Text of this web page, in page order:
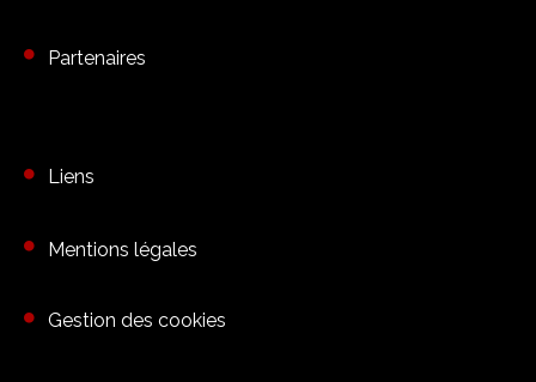
Partenaires
Liens
Mentions légales
Gestion des cookies